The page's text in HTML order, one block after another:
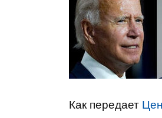
Как передает